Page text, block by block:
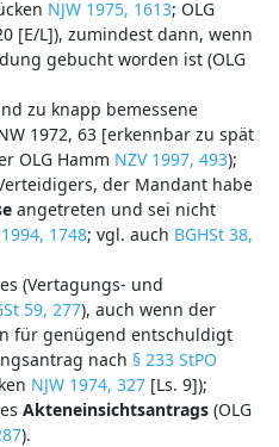
NJW 1975, 1613; OLG
[E/L]), zumindest dann, wenn
gebucht worden ist (OLG
zu knapp bemessene
1972, 63 [erkennbar zu spät
OLG Hamm NZV 1997, 493);
der Mandant habe
angetreten und sei nicht
1748; vgl. auch BGHSt 38,
(Vertagungs- und
59, 277), auch wenn der
für genügend entschuldigt
nach § 233 StPO
NJW 1974, 327[Ls. 9]);
Akteneinsichtsantrags(OLG
).